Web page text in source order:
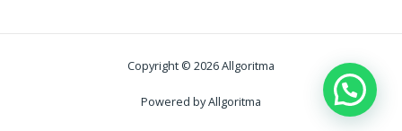
Copyright © 2026 Allgoritma
Powered by Allgoritma